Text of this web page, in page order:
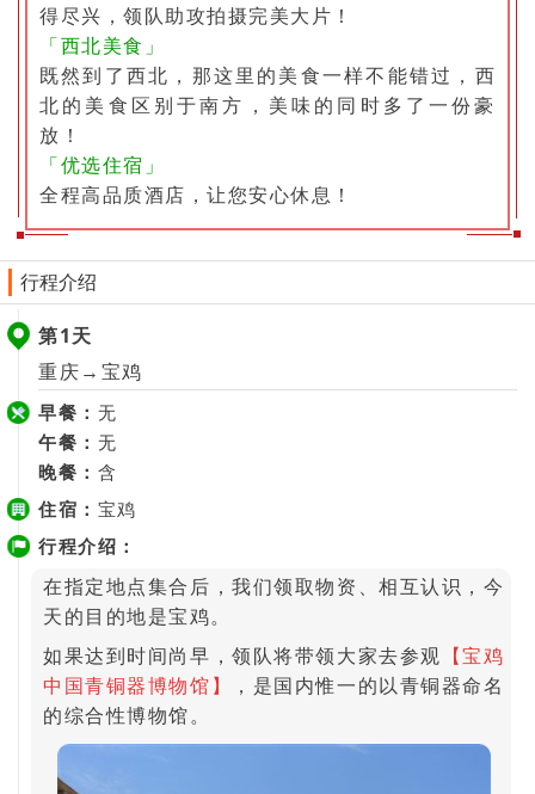
得尽兴，领队助攻拍摄完美大片！
「西北美食」
既然到了西北，那这里的美食一样不能错过，西
北的美食区别于南方，美味的同时多了一份豪
放！
「优选住宿」
全程高品质酒店，让您安心休息！
行程介绍
第1天
重庆→宝鸡
早餐： 无
午餐： 无
晚餐： 含
住宿： 宝鸡
行程介绍：
在指定地点集合后，我们领取物资、相互认识，今
天的目的地是宝鸡。
如果达到时间尚早，领队将带领大家去参观 【宝鸡
中国青铜器博物馆】
，是国内惟一的以青铜器命名
的综合性博物馆。